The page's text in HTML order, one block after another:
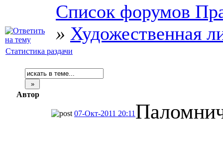
Список форумов
» Художественная
Статистика раздачи
Автор
07-Окт-2011 20:11